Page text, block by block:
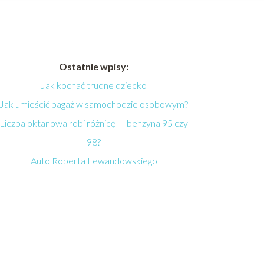
Ostatnie wpisy:
Jak kochać trudne dziecko
Jak umieścić bagaż w samochodzie osobowym?
Liczba oktanowa robi różnicę — benzyna 95 czy
98?
Auto Roberta Lewandowskiego